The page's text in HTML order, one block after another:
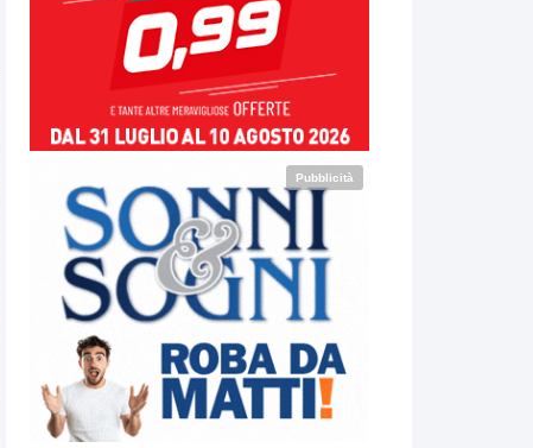
Pubblicità